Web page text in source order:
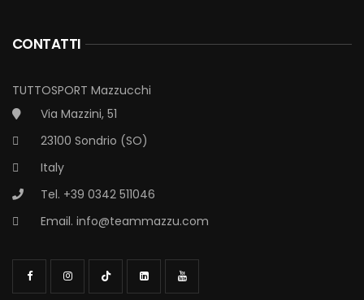
CONTATTI
TUTTOSPORT Mazzucchi
Via Mazzini, 51
23100 Sondrio (SO)
Italy
Tel. +39 0342 511046
Email. info@teammazzu.com